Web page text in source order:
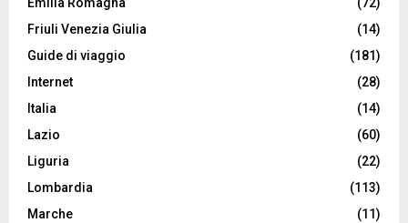
Friuli Venezia Giulia
(14)
Guide di viaggio
(181)
Internet
(28)
Italia
(14)
Lazio
(60)
Liguria
(22)
Lombardia
(113)
Marche
(11)